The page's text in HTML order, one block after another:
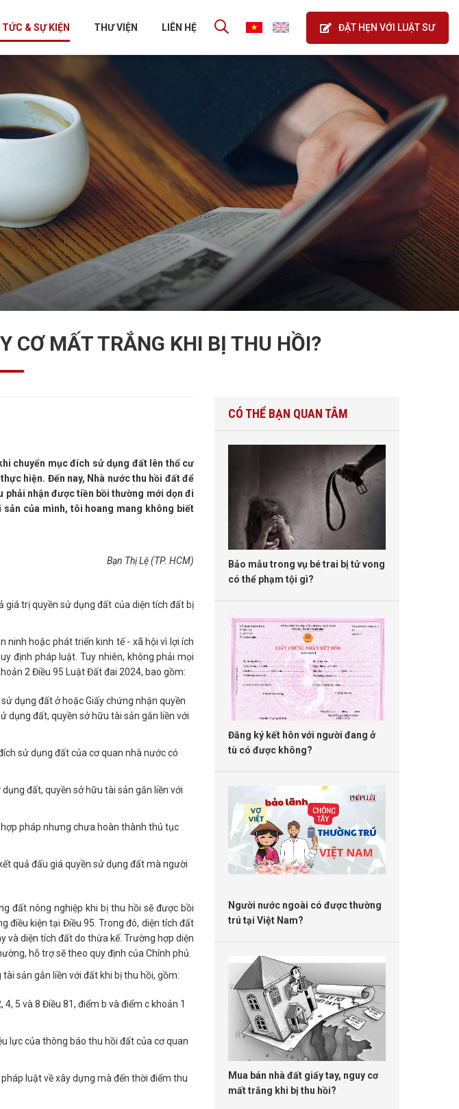
& SỰ KIỆN THƯ VIỆN LIÊN HỆ ĐẶT HẸN VỚI LUẬT SƯ
CƠ MẤT TRẮNG KHI BỊ THU HỒI?
chuyển mục đích sử dụng đất lên thổ cư
hiện. Đến nay, Nhà nước thu hồi đất để
phải nhận được tiền bồi thường mới dọn đi
của mình, tôi hoang mang không biết
Bạn Thị Lệ (TP. HCM)
giá trị quyền sử dụng đất của diện tích đất bị
ninh hoặc phát triển kinh tế - xã hội vì lợi ích
định pháp luật. Tuy nhiên, không phải mọi
2 Điều 95 Luật Đất đai 2024, bao gồm:
dụng đất ở hoặc Giấy chứng nhận quyền
dụng đất, quyền sở hữu tài sản gắn liền với
sử dụng đất của cơ quan nhà nước có
đất, quyền sở hữu tài sản gắn liền với
pháp nhưng chưa hoàn thành thủ tục
quả đấu giá quyền sử dụng đất mà người
đất nông nghiệp khi bị thu hồi sẽ được bồi
điều kiện tại Điều 95. Trong đó, diện tích đất
diện tích đất do thừa kế. Trường hợp diện
hỗ trợ sẽ theo quy định của Chính phủ.
sản gắn liền với đất khi bị thu hồi, gồm:
5 và 8 Điều 81, điểm b và điểm c khoản 1
lực của thông báo thu hồi đất của cơ quan
luật về xây dựng mà đến thời điểm thu
CÓ THỂ BẠN QUAN TÂM
Bảo mẫu trong vụ bé trai bị tử vong
có thể phạm tội gì?
Đăng ký kết hôn với người đang ở
tù có được không?
Người nước ngoài có được thường
trú tại Việt Nam?
Mua bán nhà đất giấy tay, nguy cơ
mất trắng khi bị thu hồi?